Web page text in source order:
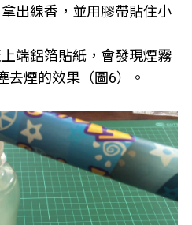
出線香，並用膠帶貼住小
端鋁箔貼紙，會發現煙霧
去煙的效果（圖6）。